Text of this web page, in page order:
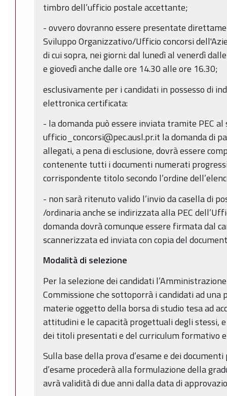
timbro dell’ufficio postale accettante;
- ovvero dovranno essere presentate
Sviluppo Organizzativo/Ufficio concorsi
di cui sopra, nei giorni: dal lunedì al venerdì
e giovedì anche dalle ore 14.30 alle ore 16.30;
esclusivamente per i candidati in possesso di
elettronica certificata:
- la domanda può essere inviata tramite PEC
ufficio_concorsi@pec.ausl.pr.it la domanda di
allegati, a pena di esclusione, dovrà essere
contenente tutti i documenti numerati
corrispondente titolo secondo l’ordine
- non sarà ritenuto valido l’invio da casella di
/ordinaria anche se indirizzata alla PEC
domanda dovrà comunque essere firmata dal
scannerizzata ed inviata con copia del
Modalità di selezione
Per la selezione dei candidati
Commissione che sottoporrà i candidati ad una
materie oggetto della borsa di studio tesa ad
attitudini e le capacità progettuali degli stessi,
dei titoli presentati e del curriculum formativo
Sulla base della prova d’esame e dei
d’esame procederà alla formulazione della
avrà validità di due anni dalla data di